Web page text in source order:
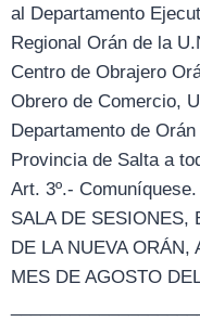
al Departamento
Regional Orán de la
Centro de Obrajero
Obrero de Comercio,
Departamento de
Provincia de Salta a
Art. 3º.-
SALA DE SESIONES,
DE LA NUEVA ORÁN,
MES DE AGOSTO